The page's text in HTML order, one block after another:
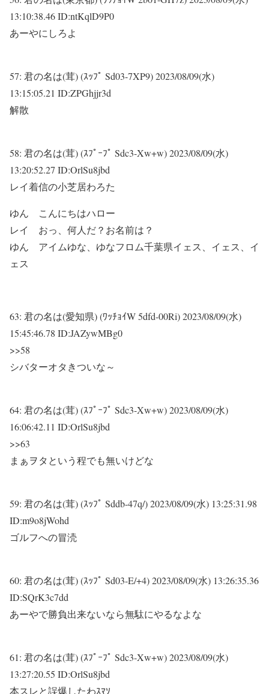
13:10:38.46 ID:ntKqlD9P0
あーやにしろよ
57: 君の名は(茸) (ｽｯﾌﾟ Sd03-7XP9)2023/08/09(水)
13:15:05.21 ID:ZPGhjjr3d
解散
58: 君の名は(茸) (ｽﾌﾟｰﾌﾟ Sdc3-Xw+w)2023/08/09(水)
13:20:52.27 ID:OrlSu8jbd
レイ着信の小芝居わろた
ゆん こんにちはハロー
レイ おっ、何人だ？お名前は？
ゆん アイムゆな、ゆなフロム千葉県イェス、イェス、イ
ェス
63: 君の名は(愛知県) (ﾜｯﾁｮｲW 5dfd-00Ri)2023/08/09(水)
15:45:46.78 ID:JAZywMBg0
>>58
シバターオタきついな～
64: 君の名は(茸) (ｽﾌﾟｰﾌﾟ Sdc3-Xw+w)2023/08/09(水)
16:06:42.11 ID:OrlSu8jbd
>>63
まぁヲタという程でも無いけどな
59: 君の名は(茸) (ｽｯﾌﾟ Sddb-47q/)2023/08/09(水) 13:25:31.98
ID:m9o8jWohd
ゴルフへの冒涜
60: 君の名は(茸) (ｽｯﾌﾟ Sd03-E/+4)2023/08/09(水) 13:26:35.36
ID:SQrK3c7dd
あーやで勝負出来ないなら無駄にやるなよな
61: 君の名は(茸) (ｽﾌﾟｰﾌﾟ Sdc3-Xw+w)2023/08/09(水)
13:27:20.55 ID:OrlSu8jbd
本スレと誤爆したわｽﾏｿ